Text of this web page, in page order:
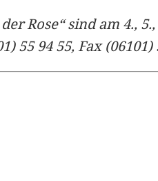
Rose“ sind am 4.,
55 94 55, Fax (06101)